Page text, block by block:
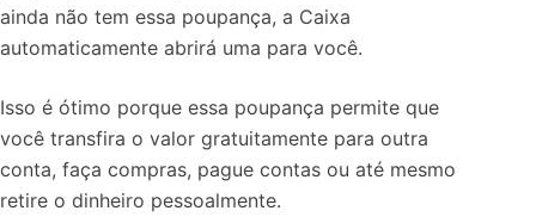
ainda não tem essa poupança, a Caixa
automaticamente abrirá uma para você.
Isso é ótimo porque essa poupança permite que
você transfira o valor gratuitamente para outra
conta, faça compras, pague contas ou até mesmo
retire o dinheiro pessoalmente.